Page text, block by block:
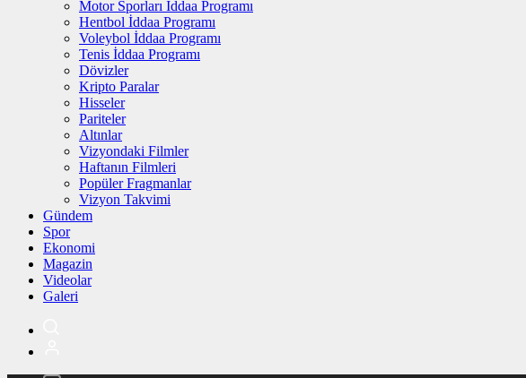
Motor Sporları İddaa Programı
Hentbol İddaa Programı
Voleybol İddaa Programı
Tenis İddaa Programı
Dövizler
Kripto Paralar
Hisseler
Pariteler
Altınlar
Vizyondaki Filmler
Haftanın Filmleri
Popüler Fragmanlar
Vizyon Takvimi
Gündem
Spor
Ekonomi
Magazin
Videolar
Galeri